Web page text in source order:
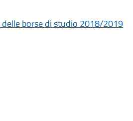
borse di studio 2018/2019